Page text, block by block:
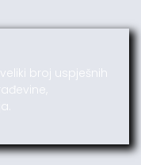
broj uspješnih